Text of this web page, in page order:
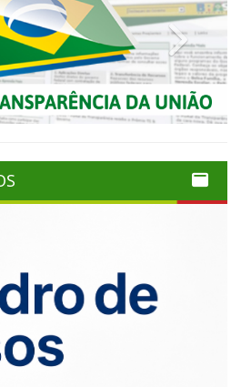
Next